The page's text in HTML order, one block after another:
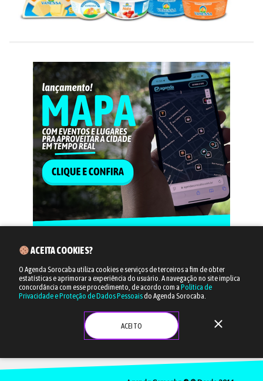
ACEITA COOKIES?
O Agenda Sorocaba utiliza cookies e serviços de terceiros a fim de obter
estatísticas e aprimorar a experiência do usuário. A navegação no site implica
concordância com esse procedimento, de acordo com a Política de
Privacidade e Proteção de Dados Pessoaisdo Agenda Sorocaba.
ACEITO close